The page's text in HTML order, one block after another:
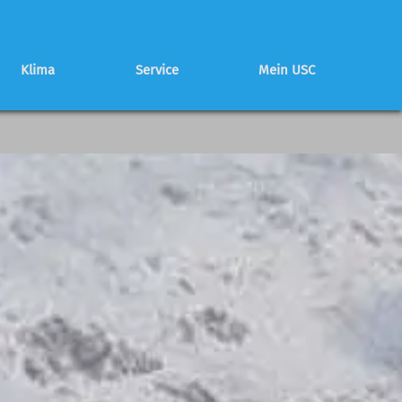
Schwierigkeitsbewertung Programmheft
Programmheft
Klima Service
Mitglied werden
Mein USC